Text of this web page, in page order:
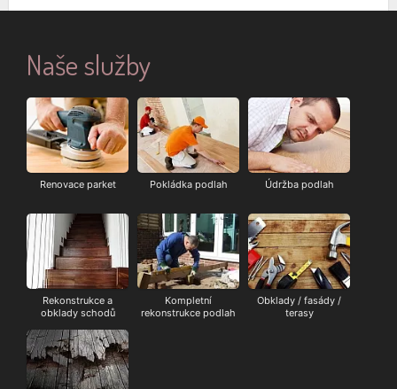
Naše služby
Renovace parket Pokládka podlah Údržba podlah
Rekonstrukce a
obklady schodů
Kompletní
rekonstrukce podlah
Obklady / fasády /
terasy